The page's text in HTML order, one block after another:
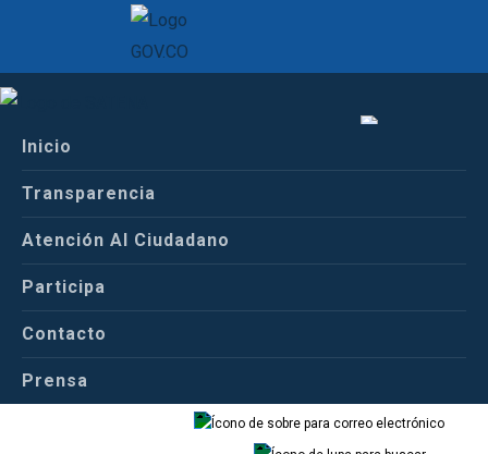
Inicio
Transparencia
Atención Al Ciudadano
Participa
Contacto
Prensa
Inicio
Conoce a Satena
información
Informe de